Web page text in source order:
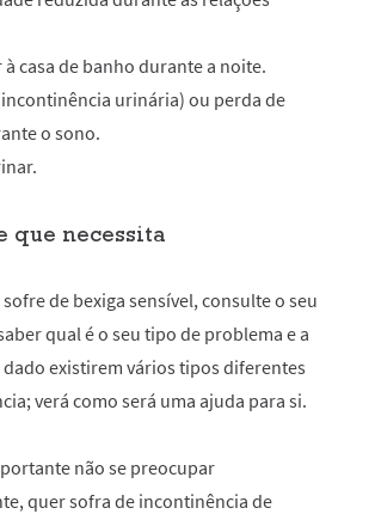
à casa de banho durante a noite.
urinária) ou perda de
o sono.
que necessita
sofre de bexiga sensível, consulte o seu
qual é o seu tipo de problema e a
existirem vários tipos diferentes
verá como será uma ajuda para si.
não se preocupar
quer sofra de incontinência de